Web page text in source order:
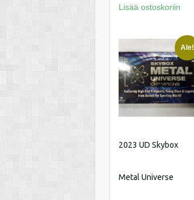
oli:
on:
Lisää ostoskoriin
Ale!
2023 UD Skybox
Metal Universe